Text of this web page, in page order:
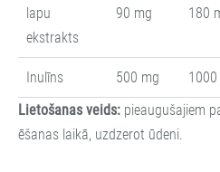
lapu
ekstrakts
90 mg 180
Inulīns 500 mg
Lietošanas veids: pieaugušajiem
ēšanas laikā, uzdzerot ūdeni.